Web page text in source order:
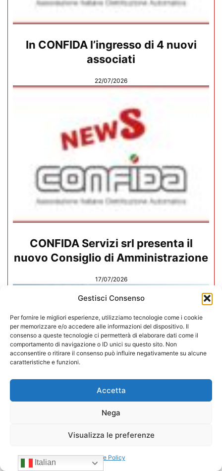
Gestisci Consenso
Per fornire le migliori esperienze, utilizziamo tecnologie come i cookie
per memorizzare e/o accedere alle informazioni del dispositivo. Il
consenso a queste tecnologie ci permetterà di elaborare dati come il
comportamento di navigazione o ID unici su questo sito. Non
acconsentire o ritirare il consenso può influire negativamente su alcune
caratteristiche e funzioni.
Accetta
Nega
Visualizza le preferenze
Cookie Policy
In CONFIDA l’ingresso di 4 nuovi
associati
22/07/2026
CONFIDA Servizi srl presenta il
nuovo Consiglio di Amministrazione
17/07/2026
Mario Toniutti confermato Vice
Presidente di CONFIDA per il
Italian